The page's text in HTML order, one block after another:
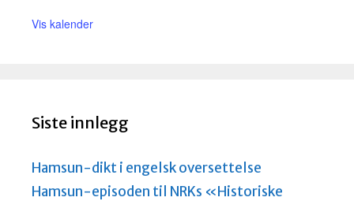
Vis kalender
Siste innlegg
Hamsun-dikt i engelsk oversettelse
Hamsun-episoden til NRKs «Historiske